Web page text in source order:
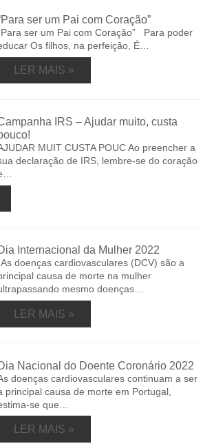
ser um Pai com Coração”
ser um Pai com Coração” Para poder
Os filhos, na perfeição, É…
LER MAIS »
IRS – Ajudar muito, custa
MUIT CUSTA POUC Ao preencher a
declaração de IRS, lembre-se do coração
Internacional da Mulher 2022
doenças cardiovasculares (DCV) são a
causa de morte na mulher
mesmo doenças…
LER MAIS »
Nacional do Doente Coronário 2022
doenças cardiovasculares continuam a ser
principal causa de morte em Portugal,
se que…
LER MAIS »